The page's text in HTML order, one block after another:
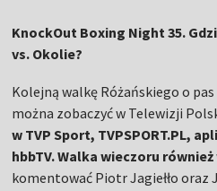
KnockOut Boxing Night 35.
vs. Okolie?
Kolejną walkę Różańskiego o
można zobaczyć w Telewizji
w TVP Sport, TVPSPORT.PL,
hbbTV. Walka wieczoru również
komentować Piotr Jagiełło oraz